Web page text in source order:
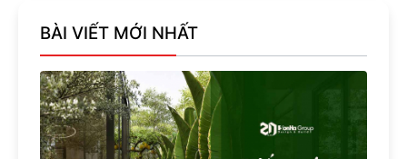
BÀI VIẾT MỚI NHẤT